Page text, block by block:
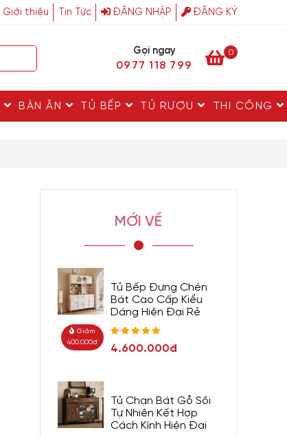
Giới thiệu Tin Tức ĐĂNG NHẬP ĐĂNG KÝ
Gọi ngay
0977 118 799
0
BÀN ĂN TỦ BẾP TỦ RƯỢU THI CÔNG
MỚI VỀ
Giảm
400.000đ
Tủ Bếp Đựng Chén
Bát Cao Cấp Kiểu
Dáng Hiện Đại Rẻ
4.600.000đ
Tủ Chạn Bát Gỗ Sồi
Tự Nhiên Kết Hợp
Cách Kính Hiện Đại